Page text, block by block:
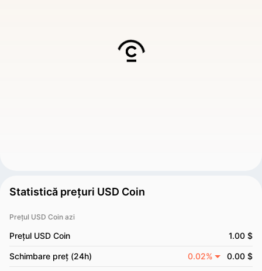
Statistică prețuri USD Coin
Prețul USD Coin azi
Prețul USD Coin 1.00 $
Schimbare preț (24h) 0.02% 0.00 $